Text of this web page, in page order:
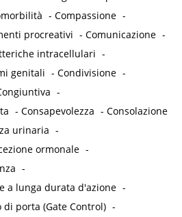
-Compassione -
procreativi -Comunicazione -
intracellulari -
genitali -Condivisione -
-
-Consapevolezza -Consolazione
urinaria -
ormonale -
-
a lunga durata d'azione -
di porta (Gate Control) -